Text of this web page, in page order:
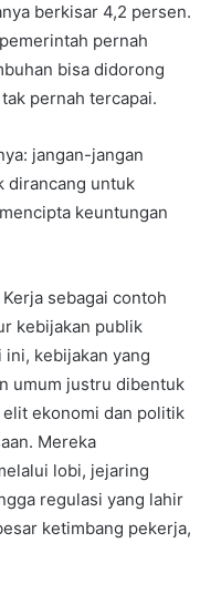
berkisar 4,2 persen.
pernah
bisa didorong
pernah tercapai.
jangan-jangan
dirancang untuk
keuntungan
sebagai contoh
kebijakan publik
ini, kebijakan yang
umum justru dibentuk
ekonomi dan politik
Mereka
lobi, jejaring
regulasi yang lahir
ketimbang pekerja,